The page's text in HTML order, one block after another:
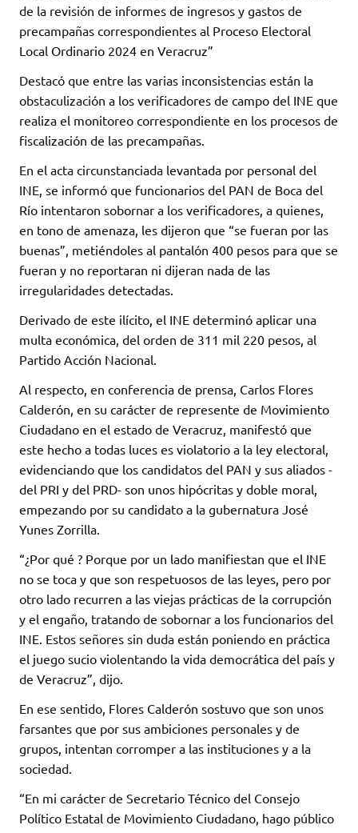
de la revisión de informes de ingresos y gastos de
precampañas correspondientes al Proceso Electoral
Local Ordinario 2024 en Veracruz”
Destacó que entre las varias inconsistencias están la
obstaculización a los verificadores de campo del INE que
realiza el monitoreo correspondiente en los procesos de
fiscalización de las precampañas.
En el acta circunstanciada levantada por personal del
INE, se informó que funcionarios del PAN de Boca del
Río intentaron sobornar a los verificadores, a quienes,
en tono de amenaza, les dijeron que “se fueran por las
buenas”, metiéndoles al pantalón 400 pesos para que se
fueran y no reportaran ni dijeran nada de las
irregularidades detectadas.
Derivado de este ilícito, el INE determinó aplicar una
multa económica, del orden de 311 mil 220 pesos, al
Partido Acción Nacional.
Al respecto, en conferencia de prensa, Carlos Flores
Calderón, en su carácter de represente de Movimiento
Ciudadano en el estado de Veracruz, manifestó que
este hecho a todas luces es violatorio a la ley electoral,
evidenciando que los candidatos del PAN y sus aliados -
del PRI y del PRD- son unos hipócritas y doble moral,
empezando por su candidato a la gubernatura José
Yunes Zorrilla.
“¿Por qué ? Porque por un lado manifiestan que el INE
no se toca y que son respetuosos de las leyes, pero por
otro lado recurren a las viejas prácticas de la corrupción
y el engaño, tratando de sobornar a los funcionarios del
INE. Estos señores sin duda están poniendo en práctica
el juego sucio violentando la vida democrática del país y
de Veracruz”, dijo.
En ese sentido, Flores Calderón sostuvo que son unos
farsantes que por sus ambiciones personales y de
grupos, intentan corromper a las instituciones y a la
sociedad.
“En mi carácter de Secretario Técnico del Consejo
Político Estatal de Movimiento Ciudadano, hago público